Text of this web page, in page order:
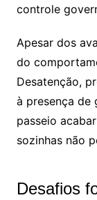
controle
Apesar dos
do
Desatenção,
à presença de
passeio
sozinhas não
Desafios